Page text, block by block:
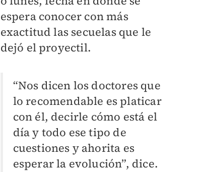
espera conocer con más
exactitud las secuelas que le
dejó el proyectil.
“Nos dicen los doctores que
lo recomendable es platicar
con él, decirle cómo está el
día y todo ese tipo de
cuestiones y ahorita es
esperar la evolución”, dice.